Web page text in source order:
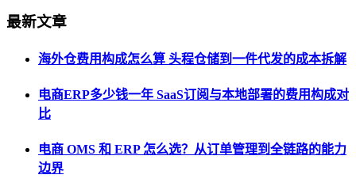
最新文章
海外仓费用构成怎么算 头程仓储到一件代发的成本拆解
电商ERP多少钱一年 SaaS订阅与本地部署的费用构成对
比
电商 OMS 和 ERP 怎么选？从订单管理到全链路的能力
边界